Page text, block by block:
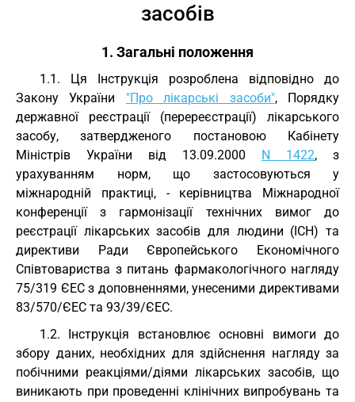
засобів
1. Загальні положення
1.1. Ця Інструкція розроблена відповідно до
Закону України "Про лікарські засоби", Порядку
державної реєстрації (перереєстрації) лікарського
засобу, затвердженого постановою Кабінету
Міністрів України від 13.09.2000 N 1422, з
урахуванням норм, що застосовуються у
міжнародній практиці, - керівництва Міжнародної
конференції з гармонізації технічних вимог до
реєстрації лікарських засобів для людини (ІСН) та
директиви Ради Європейського Економічного
Співтовариства з питань фармакологічного нагляду
75/319 ЄЕС з доповненнями, унесеними директивами
83/570/ЄЕС та 93/39/ЄЕС.
1.2. Інструкція встановлює основні вимоги до
збору даних, необхідних для здійснення нагляду за
побічними реакціями/діями лікарських засобів, що
виникають при проведенні клінічних випробувань та